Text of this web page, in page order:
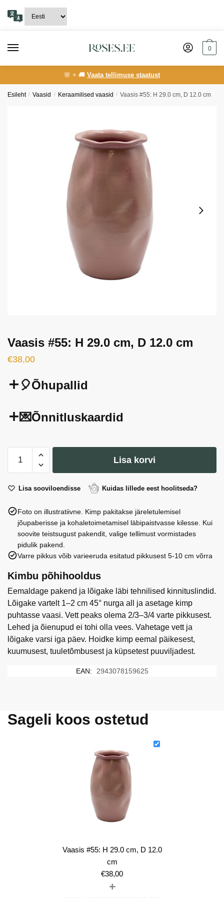
navigation
content
0
🌸 + 🚚 Vaata tellimuse staatust
Esileht / Vaasid / Keraamilised vaasid / Vaasis #55: H 29.0 cm, D 12.0 cm
Vaasis #55: H 29.0 cm, D 12.0 cm
€38,00
🎈Õhupallid
💌Õnnitluskaardid
#55:
29.0
D
12.0
kogus
Lisa korvi
Lisa sooviloendisse Kuidas lillede eest hoolitseda?
Foto on illustratiivne. Kimp pakitakse järeletulemisel
jõupaberisse ja kohaletoimetamisel läbipaistvasse kilesse. Kui
soovite teistsugust pakendit, valige tellimust vormistades
pidulik pakend.
Varre pikkus võib varieeruda esitatud pikkusest 5-10 cm võrra
Kimbu põhihooldus
Eemaldage pakend ja lõigake läbi tehnilised kinnituslindid.
Lõigake vartelt 1–2 cm 45° nurga all ja asetage kimp
puhtasse vaasi. Vett peaks olema 2/3–3/4 varte pikkusest.
Lehed ja õienupud ei tohi olla vees. Vahetage vett ja
lõigake varsi iga päev. Hoidke kimp eemal päikesest,
kuumusest, tuuletõmbusest ja küpsetest puuviljadest.
EAN: 2943078159625
Sageli koos ostetud
Vaasis #55: H 29.0 cm, D 12.0
cm
€38,00
+